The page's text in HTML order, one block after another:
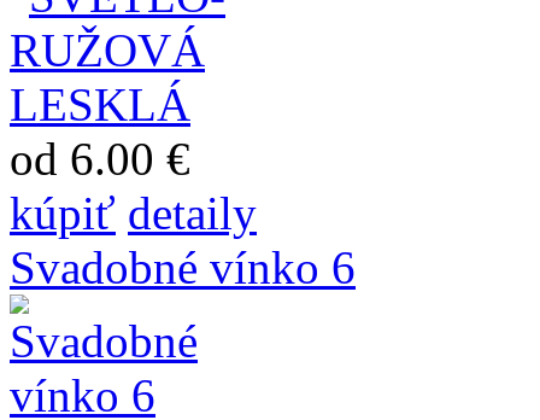
od 6.00 €
kúpiť detaily
Svadobné vínko 6